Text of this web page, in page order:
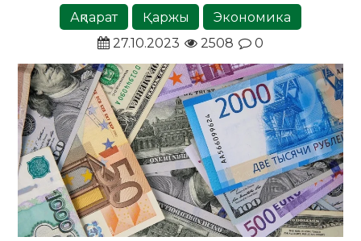
Ақпарат Қаржы
Экономика
27.10.2023
2508 0